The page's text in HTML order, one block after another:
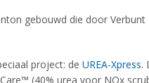
gebouwd die door
project: de UREA-Xpress.
(40% urea voor NOx